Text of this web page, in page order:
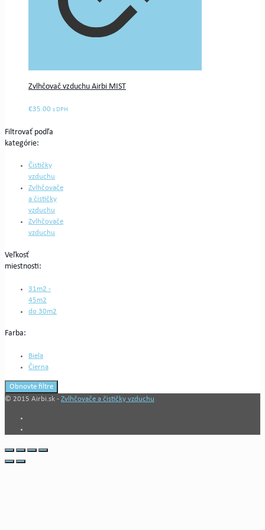
Zvlhčovač vzduchu Airbi MIST
€35.00 s DPH
Filtrovať podľa
kategórie:
Čističky
vzduchu
Zvlhčovače
a čističky
vzduchu
Zvlhčovače
vzduchu
Veľkosť
miestnosti:
31m2 -
45m2
do 30m2
Farba:
Biela
Čierna
Obnovte filtre
© 2015 Airbi.sk - Zvlhčovače a čističky vzduchu